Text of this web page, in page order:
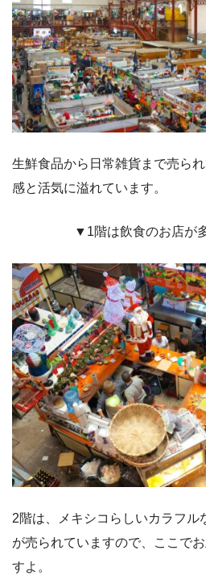
生鮮食品から日常雑貨まで売ら
感と活気に溢れています。
▼1階は飲食のお店が
2階は、メキシコらしいカラフル
が売られていますので、ここで
すよ。